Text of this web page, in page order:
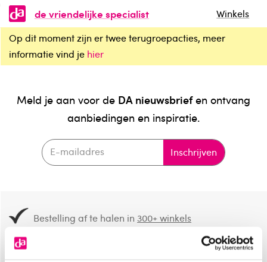
de vriendelijke specialist
Winkels
Op dit moment zijn er twee terugroepacties, meer
informatie vind je hier
Meld je aan voor de DA nieuwsbriefen ontvang
aanbiedingen en inspiratie.
Inschrijven
Bestelling af te halen in300+ winkels